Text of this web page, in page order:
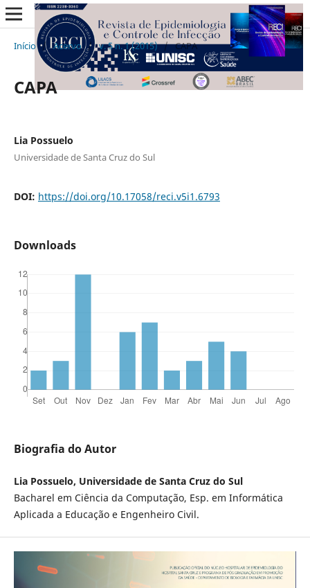
Início / Acervo / v. 5 n. 1 (2015) / CAPA
CAPA
Lia Possuelo
Universidade de Santa Cruz do Sul
DOI: https://doi.org/10.17058/reci.v5i1.6793
Downloads
Biografia do Autor
Lia Possuelo, Universidade de Santa Cruz do Sul
Bacharel em Ciência da Computação, Esp. em Informática
Aplicada a Educação e Engenheiro Civil.